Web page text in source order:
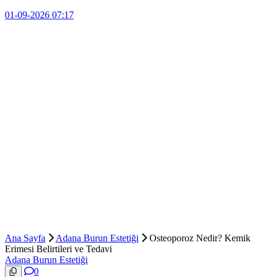
01-09-2026 07:17
Ana Sayfa Adana Burun Estetiği
Osteoporoz Nedir? Kemik
Erimesi Belirtileri ve Tedavi
Adana Burun Estetiği
0